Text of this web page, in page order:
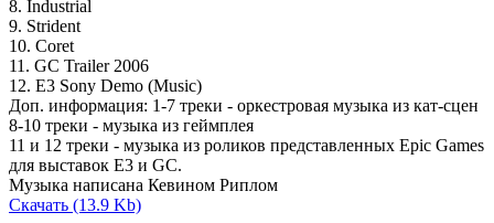
8. Industrial
9. Strident
10. Coret
11. GC Trailer 2006
12. E3 Sony Demo (Music)
Доп. информация: 1-7 треки - оркестровая музыка из кат-сцен
8-10 треки - музыка из геймплея
11 и 12 треки - музыка из роликов представленных Epic Games
для выставок Е3 и GC.
Музыка написана Кевином Риплом
Скачать (13.9 Kb)